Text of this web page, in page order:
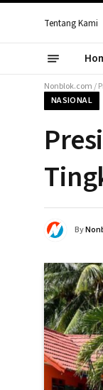
Tentang Kami
Nonblok.com/
NASIONAL
By